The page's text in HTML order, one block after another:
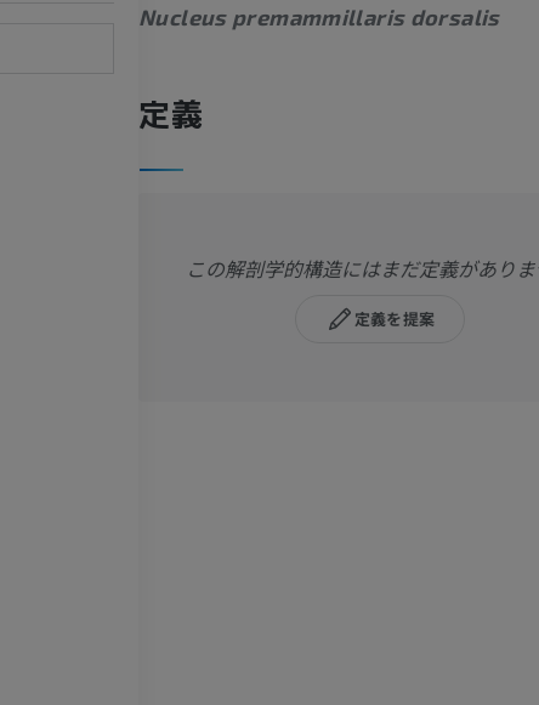
Nucleus premammillaris dorsalis
定義
この解剖学的構造にはまだ定義があり
定義を提案